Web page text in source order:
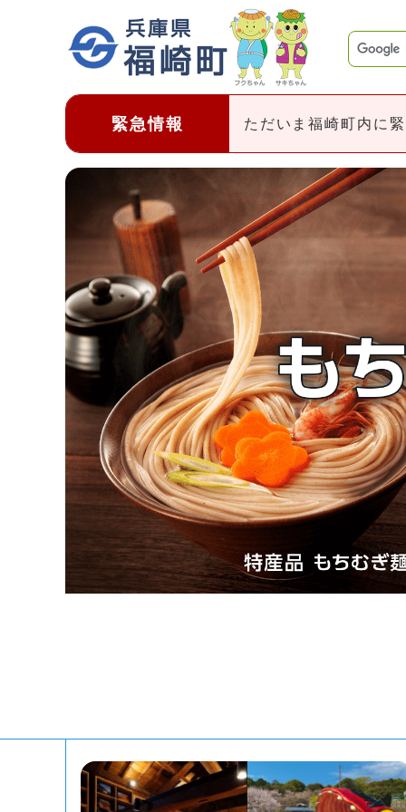
緊急情報 ただいま福崎町内に
ビジュアルエリア。福
町外の方へ